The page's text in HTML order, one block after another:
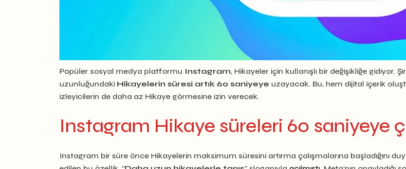
Popüler sosyal medya platformu Instagram, Hikayeler için kullanışlı bir değişikliğe gidiyor.
uzunluğundaki Hikayelerin süresi artık 60 saniyeye uzayacak. Bu, hem dijital içerik
izleyicilerin de daha az Hikaye görmesine izin verecek.
Instagram Hikaye süreleri 60 saniyeye
Instagram bir süre önce Hikayelerin maksimum süresini artırma çalışmalarına başladığını